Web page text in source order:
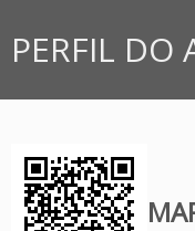
PERFIL DO